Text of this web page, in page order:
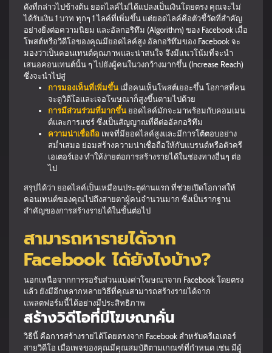
ดังที่กล่าวไปข้างต้น ยอดไลค์ไม่ได้แปลงเป็นเงินโดยตรง คุณจะไม่
ได้รับเงิน 1 บาท ทุกๆ 1 ไลค์ที่เพิ่มขึ้น แต่ยอดไลค์คือตัวชี้วัดที่สำคัญ
อย่างยิ่งต่อความนิยม และอัลกอริทึม (Algorithm) ของ Facebook เมื่อ
โพสต์หรือวิดีโอของคุณมียอดไลค์สูง อัลกอริทึมของ Facebook จะ
มองว่าเป็นคอนเทนต์คุณภาพและน่าสนใจ จึงมีแนวโน้มที่จะนำ
เสนอคอนเทนต์นั้น ๆ ไปยังผู้คนในวงกว้างมากขึ้น (Increase Reach)
ซึ่งจะนำไปสู่
การมองเห็นที่เพิ่มขึ้น เมื่อคนเห็นโพสต์เยอะขึ้น โอกาสที่คน
จะดูวิดีโอและเจอโฆษณาก็สูงขึ้นตามไปด้วย
การมีส่วนร่วมที่มากขึ้น ยอดไลค์มักจะมาพร้อมกับคอมเมน
ต์และการแชร์ ซึ่งเป็นสัญญาณที่ดีต่ออัลกอริทึม
ความน่าเชื่อถือ เพจที่มียอดไลค์สูงและมีการโต้ตอบอย่าง
สม่ำเสมอ ย่อมสร้างความน่าเชื่อถือให้กับแบรนด์หรือตัวครี
เอเตอร์เอง ทำให้ง่ายต่อการสร้างรายได้ในช่องทางอื่นๆ ต่อ
ไป
สรุปได้ว่า ยอดไลค์เป็นเหมือนประตูด่านแรก ที่ช่วยเปิดโอกาสให้
คอนเทนต์ของคุณไปถึงสายตาผู้คนจำนวนมาก ซึ่งเป็นรากฐาน
สำคัญของการสร้างรายได้ในขั้นต่อไป
สามารถหารายได้จาก
Facebook ได้ยังไงบ้าง?
นอกเหนือจากการรอรับส่วนแบ่งค่าโฆษณาจาก Facebook โดยตรง
แล้ว ยังมีอีกหลากหลายวิธีที่คุณสามารถสร้างรายได้จาก
แพลตฟอร์มนี้ได้อย่างมีประสิทธิภาพ
สร้างวิดีโอที่มีโฆษณาคั่น
วิธีนี้ คือการสร้างรายได้โดยตรงจาก Facebook สำหรับครีเอเตอร์
สายวิดีโอ เมื่อเพจของคุณมีคุณสมบัติตามเกณฑ์ที่กำหนด เช่น มีผู้